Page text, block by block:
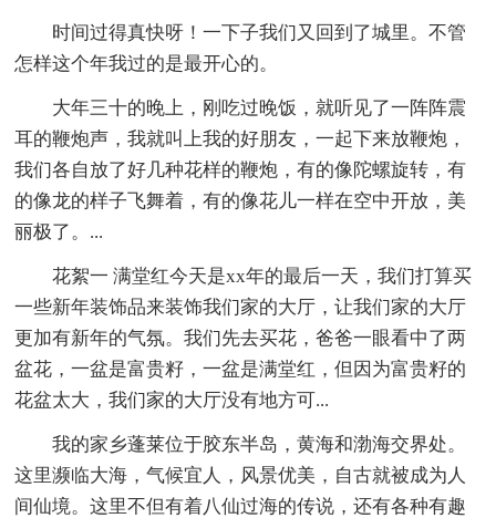
时间过得真快呀！一下子我们又回到了城里。不管
怎样这个年我过的是最开心的。
大年三十的晚上，刚吃过晚饭，就听见了一阵阵震
耳的鞭炮声，我就叫上我的好朋友，一起下来放鞭炮，
我们各自放了好几种花样的鞭炮，有的像陀螺旋转，有
的像龙的样子飞舞着，有的像花儿一样在空中开放，美
丽极了。...
花絮一 满堂红今天是xx年的最后一天，我们打算买
一些新年装饰品来装饰我们家的大厅，让我们家的大厅
更加有新年的气氛。我们先去买花，爸爸一眼看中了两
盆花，一盆是富贵籽，一盆是满堂红，但因为富贵籽的
花盆太大，我们家的大厅没有地方可...
我的家乡蓬莱位于胶东半岛，黄海和渤海交界处。
这里濒临大海，气候宜人，风景优美，自古就被成为人
间仙境。这里不但有着八仙过海的传说，还有各种有趣